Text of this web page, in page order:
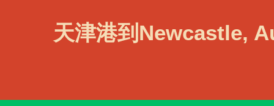
天津港到Newcastle,